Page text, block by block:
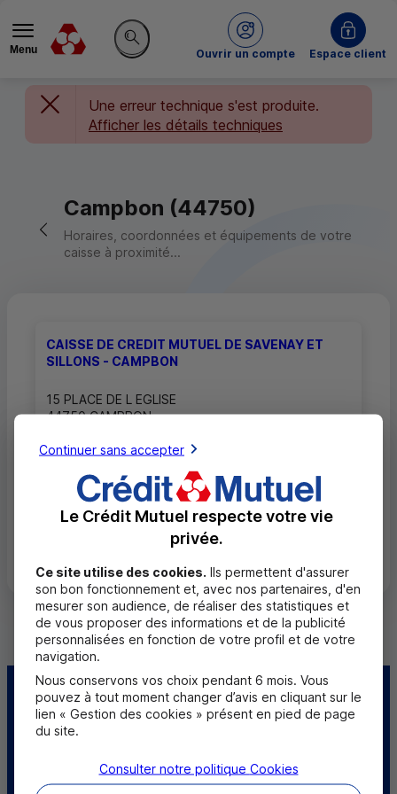
Menu
Rechercher sur le site
Ouvrir un compte
du Crédit MutuelEspace client
Une erreur technique s'est produite.
Afficher les détails techniques
Retour vers la page précédente
Campbon (44750)
Horaires, coordonnées et équipements de votre
caisse à proximité...
CAISSE DE CREDIT MUTUEL DE SAVENAY ET
SILLONS - CAMPBON
15 PLACE DE L EGLISE
44750 CAMPBON
Toutes les localités
Centre d'aide Trouver une caisse
malentendants
Continuer sans accepter
Le Crédit Mutuel respecte votre vie
privée.
Ce site utilise des cookies. Ils permettent d'assurer
son bon fonctionnement et, avec nos partenaires, d'en
mesurer son audience, de réaliser des statistiques et
de vous proposer des informations et de la publicité
personnalisées en fonction de votre profil et de votre
navigation.
Nous conservons vos choix pendant 6 mois. Vous
pouvez à tout moment changer d’avis en cliquant sur le
lien « Gestion des cookies » présent en pied de page
du site.
Consulter notre politique Cookies